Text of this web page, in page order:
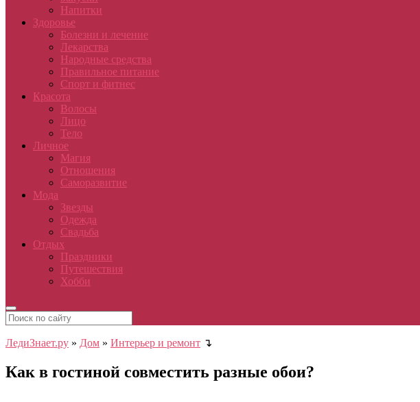
Напитки
Здоровье
Болезни и лечение
Лекарства
Народные средства
Правильное питание
Спорт и фитнес
Красота
Волосы
Лицо
Тело
Личное
Магия
Отношения
Саморазвитие
Мода
Звезды
Одежда
Свадьба
Отдых
Праздники
Путешествия
Хобби
ЛедиЗнает.ру » Дом » Интерьер и ремонт ↴
Как в гостиной совместить разные обои?